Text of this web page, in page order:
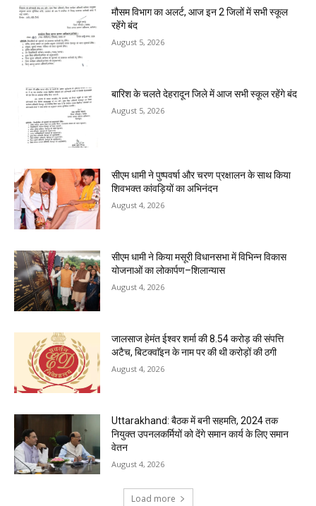
मौसम विभाग का अलर्ट, आज इन 2 जिलों में सभी स्कूल
रहेंगे बंद
August 5, 2026
बारिश के चलते देहरादून जिले में आज सभी स्कूल रहेंगे बंद
August 5, 2026
सीएम धामी ने पुष्पवर्षा और चरण प्रक्षालन के साथ किया
शिवभक्त कांवड़ियों का अभिनंदन
August 4, 2026
सीएम धामी ने किया मसूरी विधानसभा में विभिन्न विकास
योजनाओं का लोकार्पण–शिलान्यास
August 4, 2026
जालसाज हेमंत ईश्वर शर्मा की 8.54 करोड़ की संपत्ति
अटैच, बिटक्वाॅइन के नाम पर की थी करोड़ों की ठगी
August 4, 2026
Uttarakhand: बैठक में बनी सहमति, 2024 तक
नियुक्त उपनलकर्मियों को देंगे समान कार्य के लिए समान
वेतन
August 4, 2026
Load more